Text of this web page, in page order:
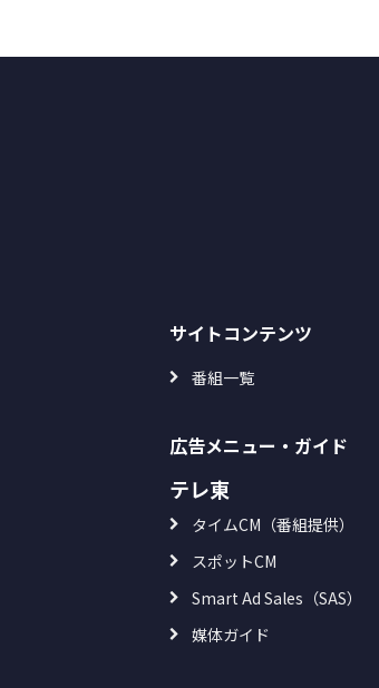
サイトコンテンツ
番組一覧
広告メニュー・ガイド
テレ東
タイムCM（番組提供）
スポットCM
Smart Ad Sales（SAS）
媒体ガイド